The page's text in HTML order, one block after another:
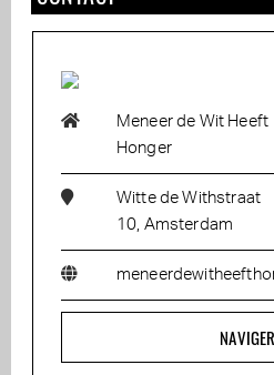
Meneer de Wit Heeft
Honger
Witte de Withstraat
10, Amsterdam